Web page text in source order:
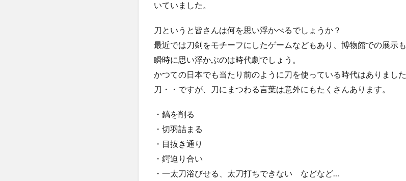
いていました。
刀というと皆さんは何を思い浮かべるでしょうか？
最近では刀剣をモチーフにしたゲームなどもあり、博物館での展示
瞬時に思い浮かぶのは時代劇でしょう。
かつての日本でも当たり前のように刀を使っている時代はありまし
刀・・ですが、刀にまつわる言葉は意外にもたくさんあります。
・鎬を削る
・切羽詰まる
・目抜き通り
・鍔迫り合い
・一太刀浴びせる、太刀打ちできない などなど…